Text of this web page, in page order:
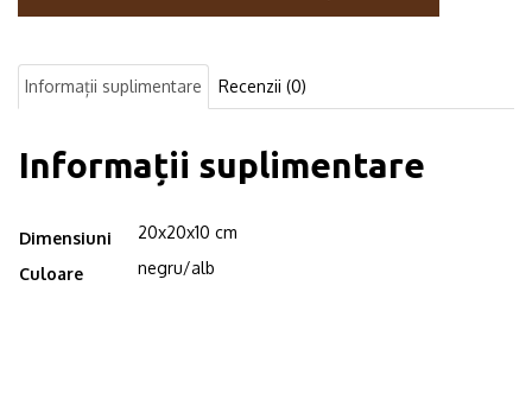
industrial,
2,
20x20x10
Informații suplimentare Recenzii (0)
Informații suplimentare
Dimensiuni 20x20x10 cm
Culoare negru/alb